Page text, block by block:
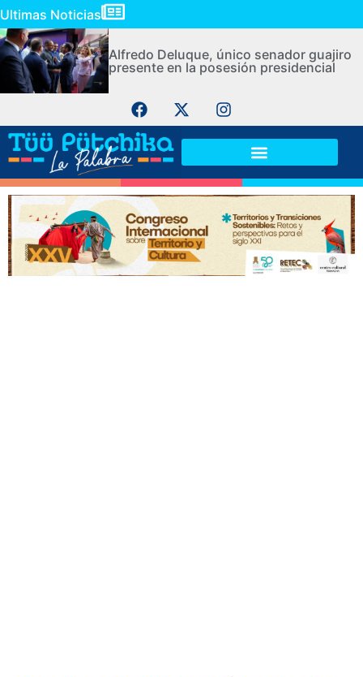
Ultimas Noticias
Alfredo Deluque, único senador guajiro
presente en la posesión presidencial